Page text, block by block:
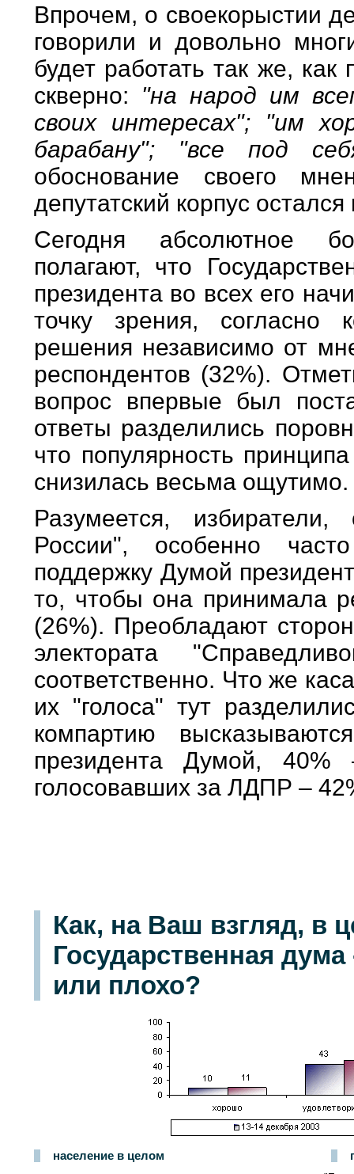
Впрочем, о своекорыстии
говорили и довольно
будет работать так же,
скверно: "на народ им
своих интересах"; "им
барабану"; "все под
обоснование своего
депутатский корпус
Сегодня абсолютное
полагают, что
президента во всех его
точку зрения, согласно
решения независимо от
респондентов (32%).
вопрос впервые был
ответы разделились
что популярность
снизилась весьма ощутимо.
Разумеется,
России", особенно
поддержку Думой
то, чтобы она принимала
(26%). Преобладают
электората
соответственно. Что же
их "голоса" тут
компартию
президента Думой, 40%
голосовавших за ЛДПР –
Как, на Ваш взгляд, в
Государственная
или плохо?
население в целом